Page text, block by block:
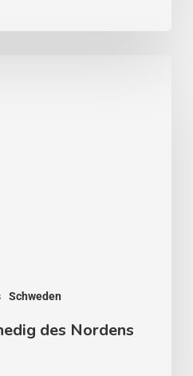
Schweden
des Nordens